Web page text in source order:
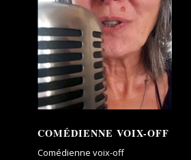
COMÉDIENNE VOIX-OFF
Comédienne voix-off